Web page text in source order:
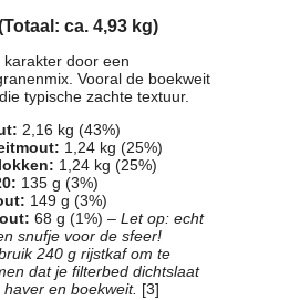
ca. 4,93 kg)
karakter door een
Vooral de boekweit
typische zachte textuur.
2,16 kg (43%)
1,24 kg (25%)
1,24 kg (25%)
135 g (3%)
149 g (3%)
68 g (1%) – Let op: echt
snufje voor de sfeer!
240 g rijstkaf om te
dat je filterbed dichtslaat
en boekweit. [3]